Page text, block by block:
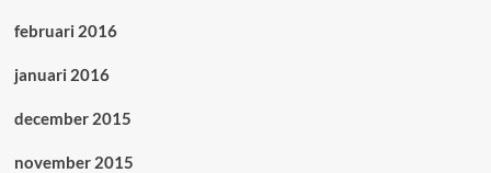
februari 2016
januari 2016
december 2015
november 2015